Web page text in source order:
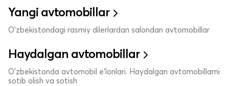
Yangi avtomobillar
O'zbekistondagi rasmiy dilerlardan salondan avtomobillar
Haydalgan avtomobillar
O'zbekistonda avtomobil e’lonlari. Haydalgan avtomobillarni
sotib olish va sotish